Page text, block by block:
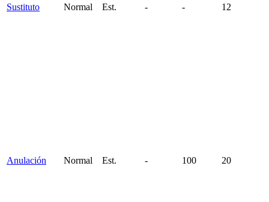
Sustituto Normal Est. - - 12
Anulación Normal Est. - 100 20